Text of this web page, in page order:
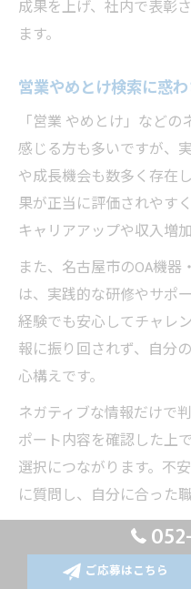
成果を上げ、社内で表彰
ます。
営業やめとけ検索に惑
「営業 やめとけ」など
感じる方も多いですが、
や成長機会も数多く存在
果が正当に評価されやす
キャリアアップや収入増
また、名古屋市のOA機
は、実践的な研修やサポ
経験でも安心してチャレ
報に振り回されず、自分
心構えです。
ネガティブな情報だけで
ポート内容を確認した上
選択につながります。不
に質問し、自分に合った
名古屋営業求人で安心
名古屋市で営業求人を探
ご応募はこちら